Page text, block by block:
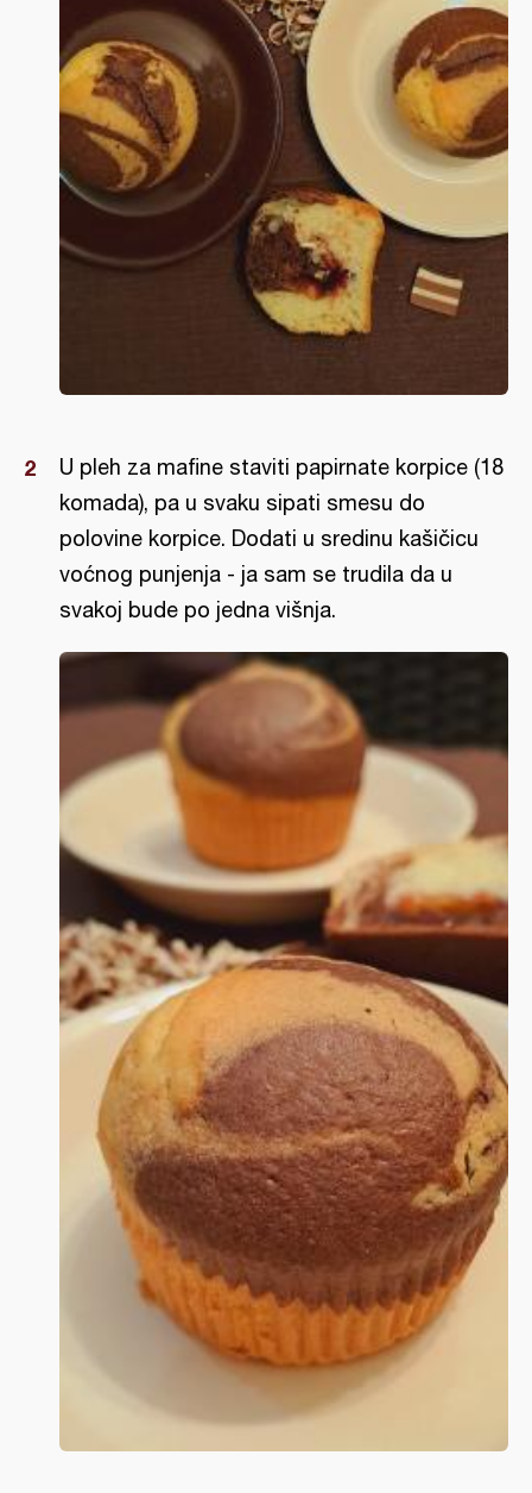
U pleh za mafine staviti papirnate korpice (18
komada), pa u svaku sipati smesu do
polovine korpice. Dodati u sredinu kašičicu
voćnog punjenja - ja sam se trudila da u
svakoj bude po jedna višnja.